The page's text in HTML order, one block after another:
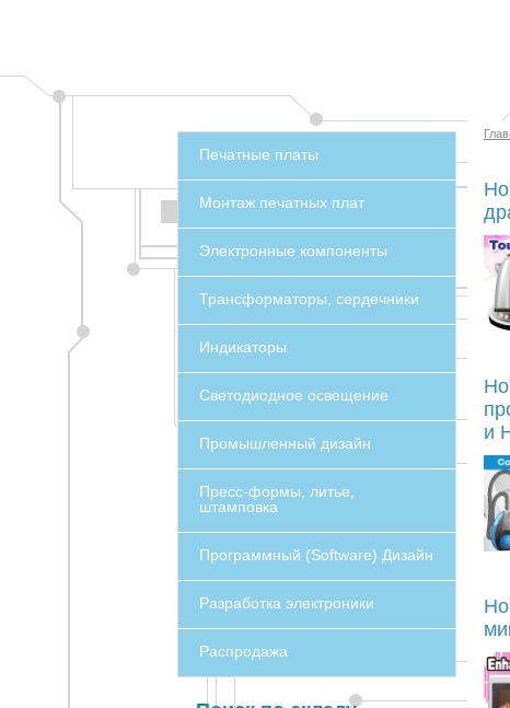
Печатные платы
Монтаж печатных плат
Электронные компоненты
Трансформаторы, сердечники
Индикаторы
Светодиодное освещение
Промышленный дизайн
Пресс-формы, литье,
штамповка
Программный (Software) Дизайн
Разработка электроники
Распродажа
и